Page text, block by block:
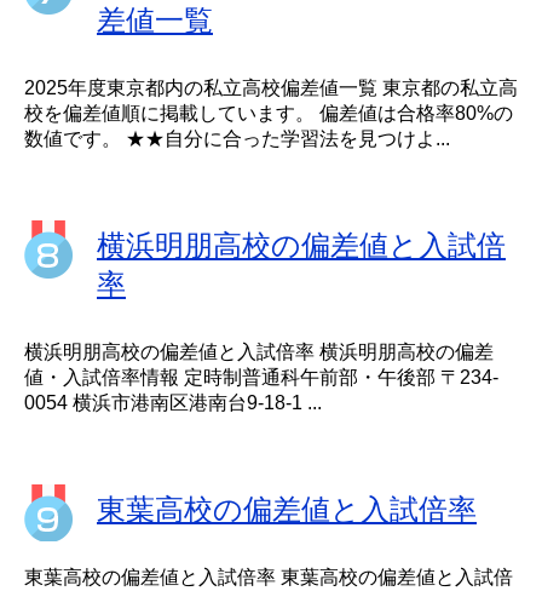
差値一覧
2025年度東京都内の私立高校偏差値一覧 東京都の私立高
校を偏差値順に掲載しています。 偏差値は合格率80%の
数値です。 ★★自分に合った学習法を見つけよ...
横浜明朋高校の偏差値と入試倍
率
横浜明朋高校の偏差値と入試倍率 横浜明朋高校の偏差
値・入試倍率情報 定時制普通科午前部・午後部 〒234-
0054 横浜市港南区港南台9-18-1 ...
東葉高校の偏差値と入試倍率
東葉高校の偏差値と入試倍率 東葉高校の偏差値と入試倍